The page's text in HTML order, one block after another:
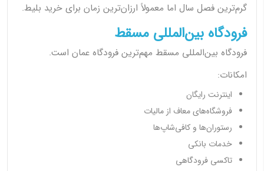
گرم‌ترین فصل سال اما معمولاً ارزان‌ترین زمان برای خرید بلیط.
فرودگاه بین‌المللی مسقط
فرودگاه بین‌المللی مسقط مهم‌ترین فرودگاه عمان است.
امکانات:
اینترنت رایگان
فروشگاه‌های معاف از مالیات
رستوران‌ها و کافی‌شاپ‌ها
خدمات بانکی
تاکسی فرودگاهی